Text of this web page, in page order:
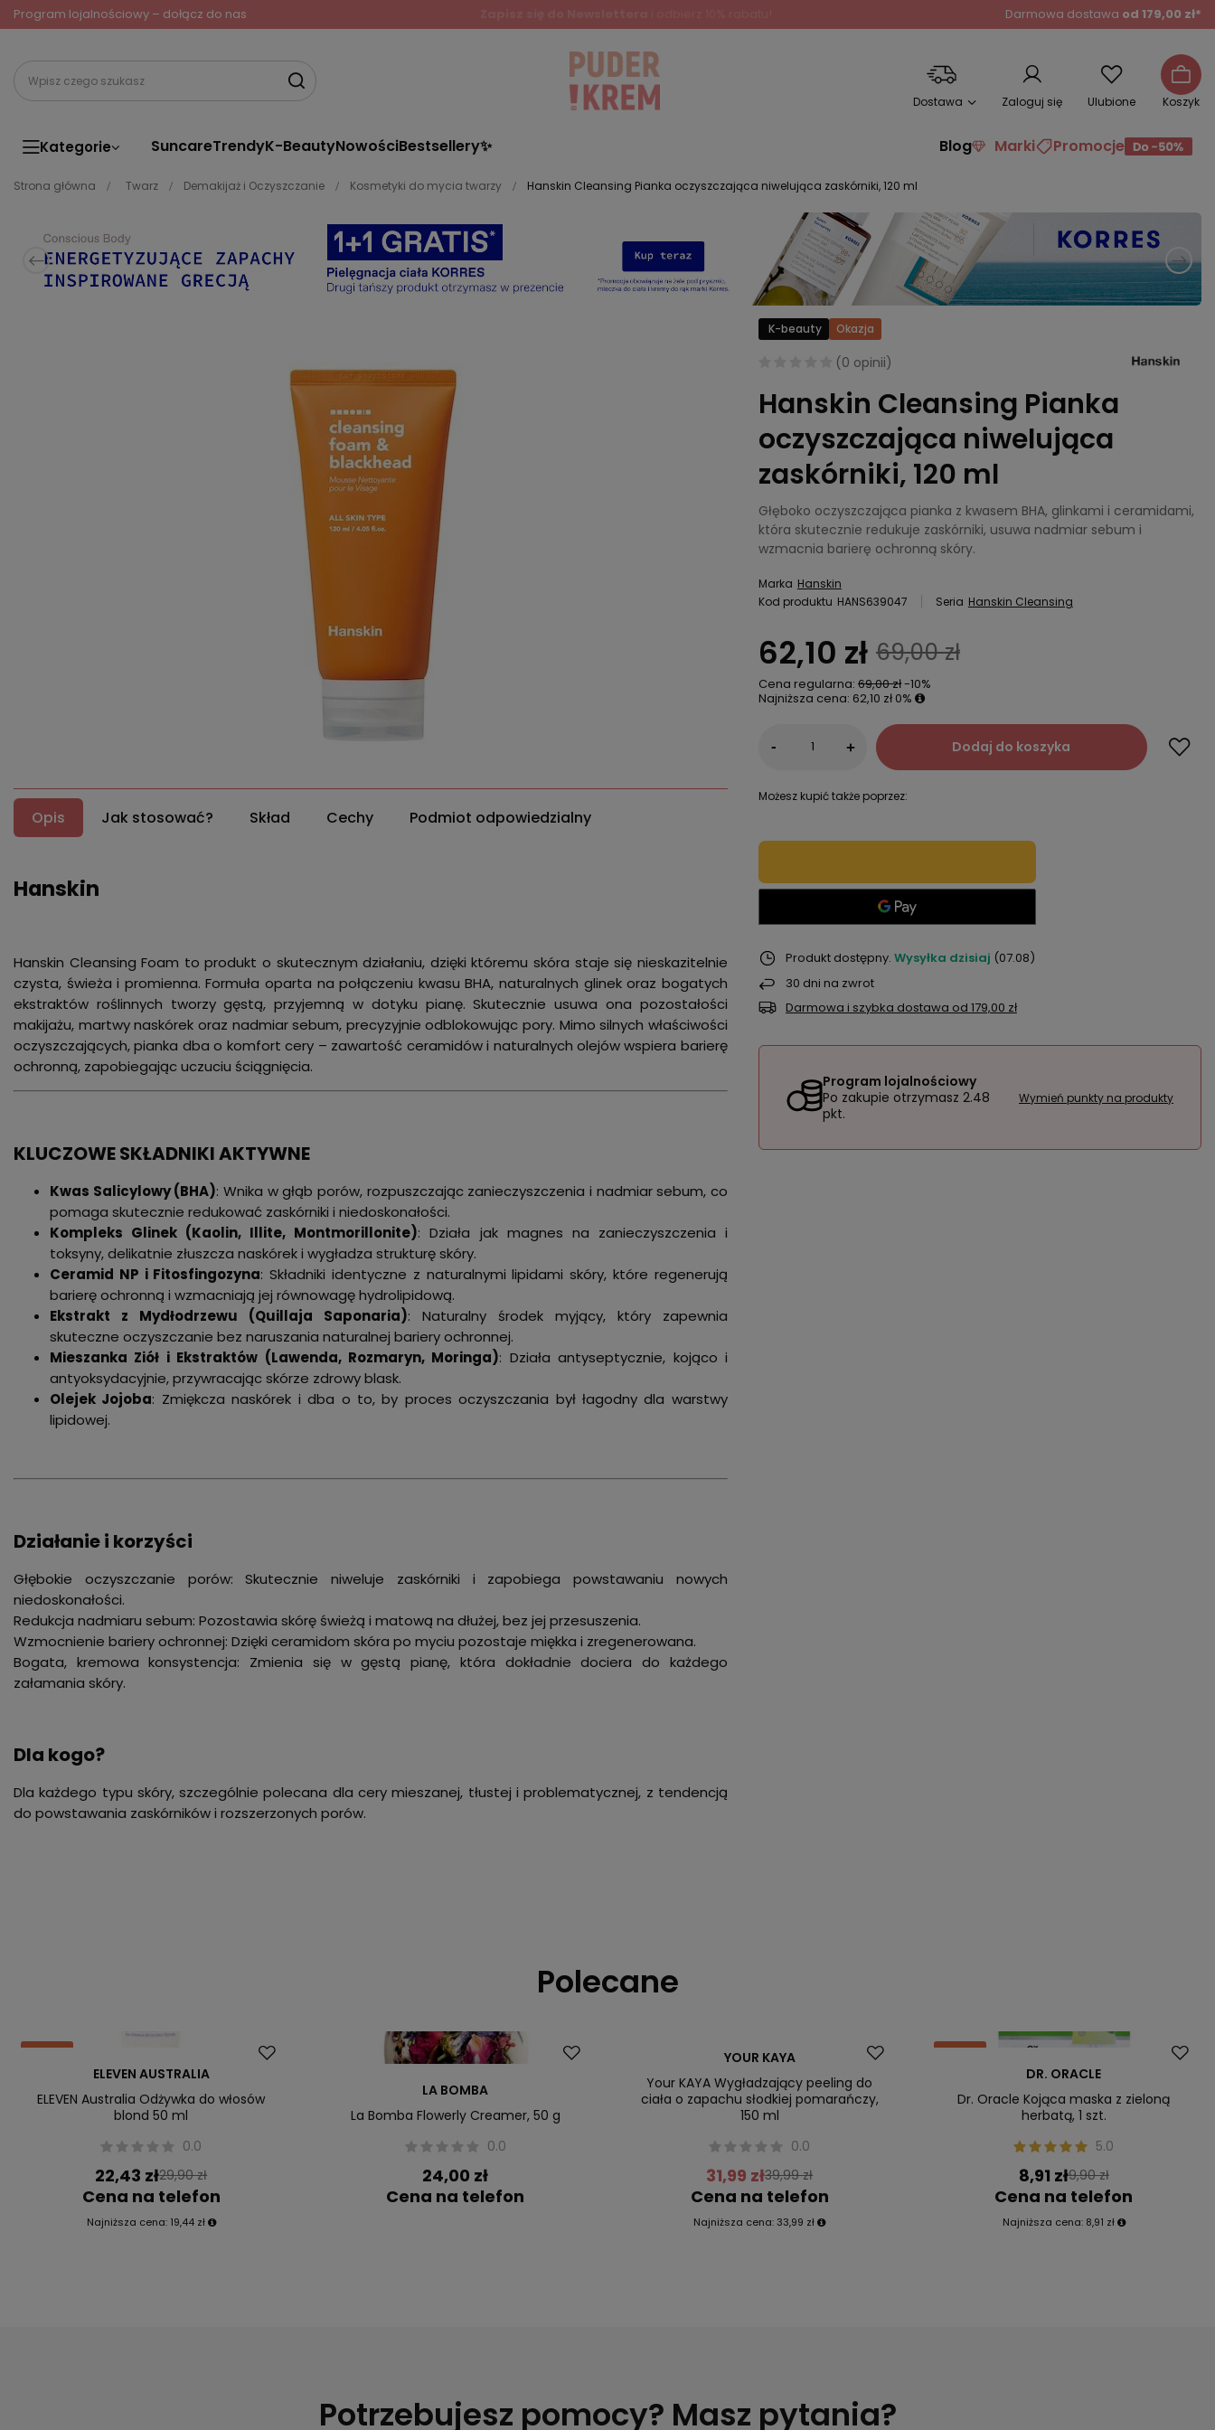
Program lojalnościowy – dołącz do nas Darmowa dostawa od 179,00 zł*
Dostawa Zaloguj się Ulubione Koszyk
Kategorie SuncareTrendyK-BeautyNowościBestsellery✨ Blog Marki Promocje
Strona główna Twarz Demakijaż i Oczyszczanie Kosmetyki do mycia twarzy Hanskin Cleansing Pianka oczyszczająca niwelująca zaskórniki, 120 ml
Opis Jak stosować? Skład Cechy Podmiot odpowiedzialny
Hanskin
Hanskin Cleansing Foam to produkt o skutecznym działaniu, dzięki któremu skóra staje się nieskazitelnie
czysta, świeża i promienna. Formuła oparta na połączeniu kwasu BHA, naturalnych glinek oraz bogatych
ekstraktów roślinnych tworzy gęstą, przyjemną w dotyku pianę. Skutecznie usuwa ona pozostałości
makijażu, martwy naskórek oraz nadmiar sebum, precyzyjnie odblokowując pory. Mimo silnych właściwości
oczyszczających, pianka dba o komfort cery – zawartość ceramidów i naturalnych olejów wspiera barierę
ochronną, zapobiegając uczuciu ściągnięcia.
KLUCZOWE SKŁADNIKI AKTYWNE
Kwas Salicylowy (BHA): Wnika w głąb porów, rozpuszczając zanieczyszczenia i nadmiar sebum, co
pomaga skutecznie redukować zaskórniki i niedoskonałości.
Kompleks Glinek (Kaolin, Illite, Montmorillonite): Działa jak magnes na zanieczyszczenia i
toksyny, delikatnie złuszcza naskórek i wygładza strukturę skóry.
Ceramid NP i Fitosfingozyna: Składniki identyczne z naturalnymi lipidami skóry, które regenerują
barierę ochronną i wzmacniają jej równowagę hydrolipidową.
Ekstrakt z Mydłodrzewu (Quillaja Saponaria): Naturalny środek myjący, który zapewnia
skuteczne oczyszczanie bez naruszania naturalnej bariery ochronnej.
Mieszanka Ziół i Ekstraktów (Lawenda, Rozmaryn, Moringa): Działa antyseptycznie, kojąco i
antyoksydacyjnie, przywracając skórze zdrowy blask.
Olejek Jojoba: Zmiękcza naskórek i dba o to, by proces oczyszczania był łagodny dla warstwy
lipidowej.
Działanie i korzyści
Głębokie oczyszczanie porów: Skutecznie niweluje zaskórniki i zapobiega powstawaniu nowych
niedoskonałości.
Redukcja nadmiaru sebum: Pozostawia skórę świeżą i matową na dłużej, bez jej przesuszenia.
Wzmocnienie bariery ochronnej: Dzięki ceramidom skóra po myciu pozostaje miękka i zregenerowana.
Bogata, kremowa konsystencja: Zmienia się w gęstą pianę, która dokładnie dociera do każdego
załamania skóry.
Dla kogo?
Dla każdego typu skóry, szczególnie polecana dla cery mieszanej, tłustej i problematycznej, z tendencją
do powstawania zaskórników i rozszerzonych porów.
K-beauty Okazja
(0 opinii)
Hanskin Cleansing Pianka
oczyszczająca niwelująca
zaskórniki, 120 ml
Głęboko oczyszczająca pianka z kwasem BHA, glinkami i ceramidami,
która skutecznie redukuje zaskórniki, usuwa nadmiar sebum i
wzmacnia barierę ochronną skóry.
Marka Hanskin
Kod produktu HANS639047 Seria Hanskin Cleansing
62,10 zł 69,00 zł
Cena regularna: 69,00 zł-10%
Najniższa cena: 62,10 zł 0%
- + Dodaj do koszyka
Możesz kupić także poprzez:
Produkt dostępny Wysyłka dzisiaj (07.08)
30 dni na zwrot
Darmowa i szybka dostawa od 179,00 zł
Program lojalnościowy
Po zakupie otrzymasz 2.48
pkt.
Wymień punkty na produkty
Polecane
Okazja
ELEVEN AUSTRALIA
ELEVEN Australia Odżywka do włosów
blond 50 ml
0.0
22,43 zł29,90 zł
Cena na telefon
Najniższa cena: 19,44 zł
LA BOMBA
La Bomba Flowerly Creamer, 50 g
0.0
24,00 zł
Cena na telefon
YOUR KAYA
Your KAYA Wygładzający peeling do
ciała o zapachu słodkiej pomarańczy,
150 ml
0.0
31,99 zł39,99 zł
Cena na telefon
Najniższa cena: 33,99 zł
Okazja
DR. ORACLE
Dr. Oracle Kojąca maska z zieloną
herbatą, 1 szt.
5.0
8,91 zł9,90 zł
Cena na telefon
Najniższa cena: 8,91 zł
Potrzebujesz pomocy? Masz pytania?